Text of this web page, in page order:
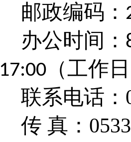
邮政编码：
办公时间：
17:00 （工作
联系电话：
传 真：